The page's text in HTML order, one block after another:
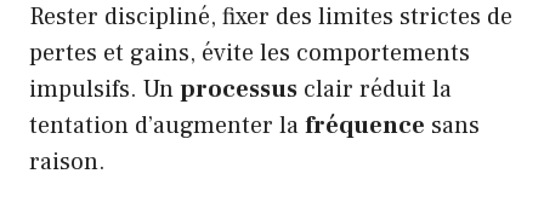
Rester discipliné, fixer des limites strictes de
pertes et gains, évite les comportements
impulsifs. Unprocessus clair réduit la
tentation d’augmenter lafréquence sans
raison.